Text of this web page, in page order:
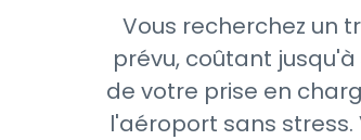
Vous recherchez un
prévu, coûtant
de votre prise en
l'aéroport sans